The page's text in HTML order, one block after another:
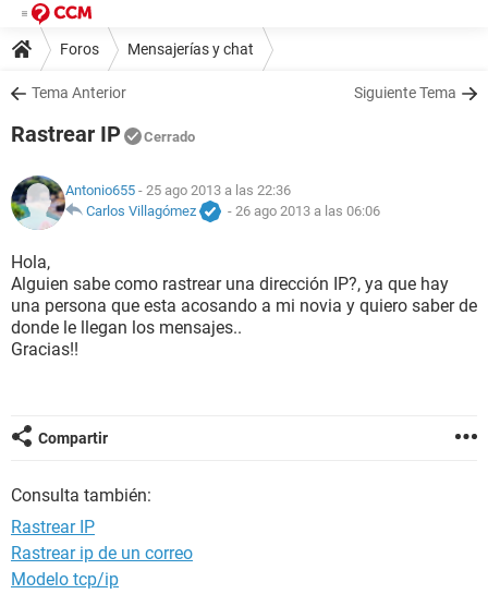
Foros Mensajerías y chat
Tema Anterior Siguiente Tema
Rastrear IP Cerrado
Antonio655 - 25 ago 2013 a las 22:36
Carlos Villagómez
- 26 ago 2013 a las 06:06
Hola,
Alguien sabe como rastrear una dirección IP?, ya que hay
una persona que esta acosando a mi novia y quiero saber de
donde le llegan los mensajes..
Gracias!!
Compartir
Consulta también:
Rastrear IP
Rastrear ip de un correo
Modelo tcp/ip